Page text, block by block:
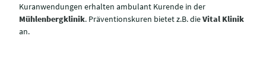
Kuranwendungen erhalten ambulant Kurende in der
Mühlenbergklinik. Präventionskuren bietet z.B. dieVital Klinik
an.